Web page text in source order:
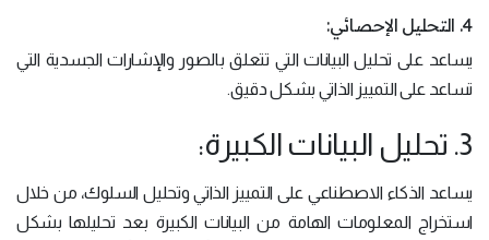
4. التحليل الإحصائي:
يساعد على تحليل البيانات التي تتعلق بالصور والإشارات الجسدية التي
تساعد على التمييز الذاتي بشكل دقيق.
3. تحليل البيانات الكبيرة:
يساعد الذكاء الاصطناعي على التمييز الذاتي وتحليل السلوك، من خلال
استخراج المعلومات الهامة من البيانات الكبيرة بعد تحليلها بشكل